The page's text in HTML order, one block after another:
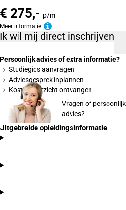
€ 275,- p/m
Meer informatie
Ik wil mij direct inschrijven
Persoonlijk advies of extra informatie?
Studiegids aanvragen
Adviesgesprek inplannen
Kostenoverzicht ontvangen
Vragen of persoonlijk
advies?
Uitgebreide opleidingsinformatie